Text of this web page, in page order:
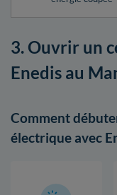
3. Ouvrir un
Enedis au
Comment
électrique avec